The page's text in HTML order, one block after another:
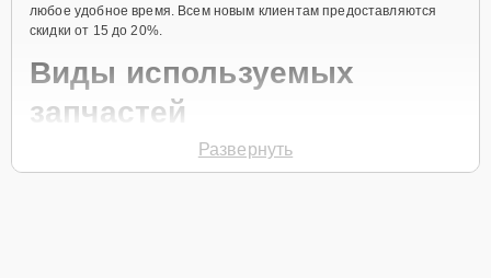
любое удобное время. Всем новым клиентам предоставляются
скидки от 15 до 20%.
Виды используемых
запчастей
Для ремонта посудомоечной машины модели PL313X
Развернуть